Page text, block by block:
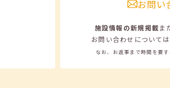
お問い
施設情報の新規掲載ま
お問い合わせについて
なお、お返事まで時間を要